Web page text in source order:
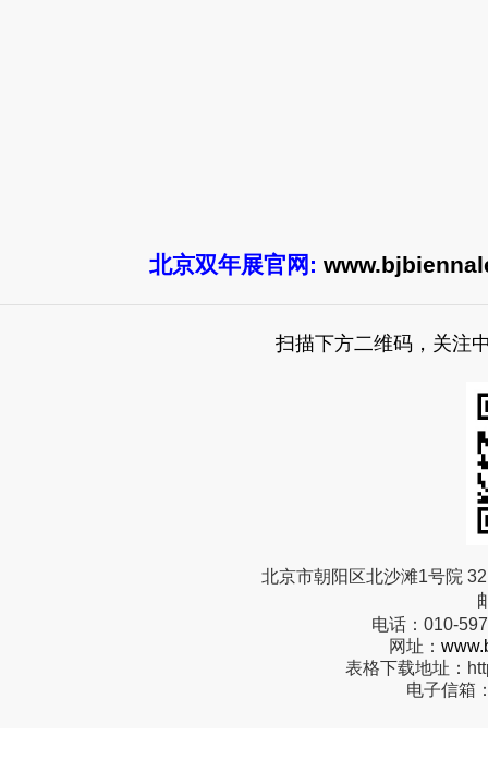
北京双年展官网:
扫描下方二维码，关注
北京市朝阳区北沙滩1号院
电话：010-
网址：
表格下载地址：
电子信箱